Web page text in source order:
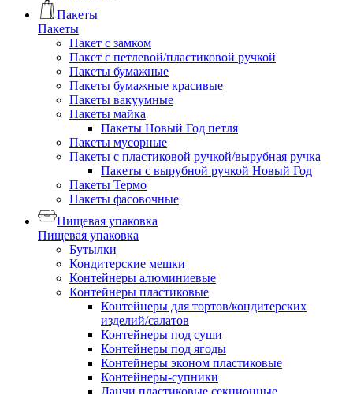
Пакеты
Пакеты
Пакет с замком
Пакет с петлевой/пластиковой ручкой
Пакеты бумажные
Пакеты бумажные красивые
Пакеты вакуумные
Пакеты майка
Пакеты Новый Год петля
Пакеты мусорные
Пакеты с пластиковой ручкой/вырубная ручка
Пакеты с вырубной ручкой Новый Год
Пакеты Термо
Пакеты фасовочные
Пищевая упаковка
Пищевая упаковка
Бутылки
Кондитерские мешки
Контейнеры алюминиевые
Контейнеры пластиковые
Контейнеры для тортов/кондитерских
изделий/салатов
Контейнеры под суши
Контейнеры под ягоды
Контейнеры эконом пластиковые
Контейнеры-супники
Ланчи пластиковые секционные